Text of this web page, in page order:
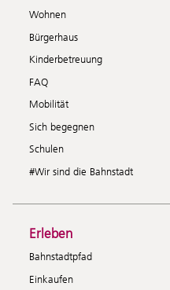
Wohnen
Bürgerhaus
Kinderbetreuung
FAQ
Mobilität
Sich begegnen
Schulen
#Wir sind die Bahnstadt
Erleben
Bahnstadtpfad
Einkaufen